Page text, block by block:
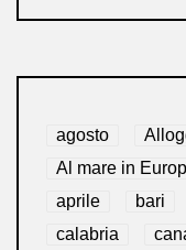
agosto
Al mare in
aprile
bari
calabria